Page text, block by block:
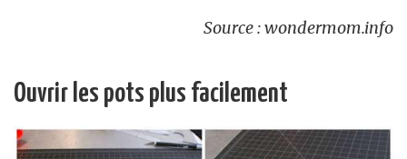
Source : wondermom.info
Ouvrir les pots plus facilement